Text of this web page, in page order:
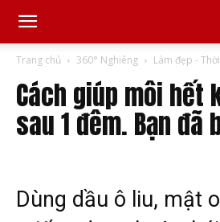
Trang chủ 360° Nghiêng Làm đẹp -
Cách giúp môi hết
sau 1 đêm. Bạn
Dùng dầu ô liu, mật